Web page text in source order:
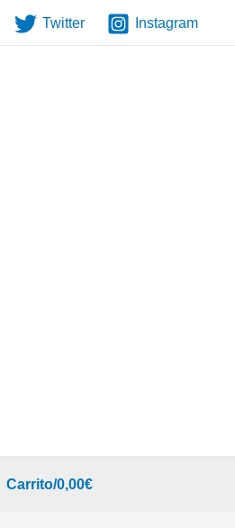
Twitter Instagram
Carrito/0,00€